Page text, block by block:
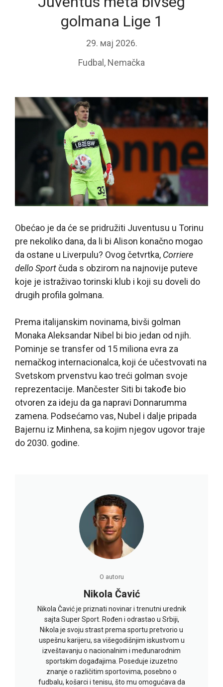
golmana Lige 1
29. мај 2026.
Fudbal , Nemačka
Obećao je da će se pridružiti Juventusu u Torinu
pre nekoliko dana, da li bi Alison konačno mogao
da ostane u Liverpulu? Ovog četvrtka, Corriere
dello Sportčuda s obzirom na najnovije puteve
koje je istraživao torinski klub i koji su doveli do
drugih profila golmana.
Prema italijanskim novinama, bivši golman
Monaka Aleksandar Nibel bi bio jedan od njih.
Pominje se transfer od 15 miliona evra za
nemačkog internacionalca, koji će učestvovati na
Svetskom prvenstvu kao treći golman svoje
reprezentacije. Mančester Siti bi takođe bio
otvoren za ideju da ga napravi Donnarumma
zamena. Podsećamo vas, Nubel i dalje pripada
Bajernu iz Minhena, sa kojim njegov ugovor traje
do 2030. godine.
O autoru
Nikola Čavić
Nikola Čavić je priznati novinar i trenutni urednik
sajta Super Sport. Rođen i odrastao u Srbiji,
Nikola je svoju strast prema sportu pretvorio u
uspešnu karijeru, sa višegodišnjim iskustvom u
izveštavanju o nacionalnim i međunarodnim
sportskim događajima. Poseduje izuzetno
znanje o različitim sportovima, posebno o
fudbalu, košarci i tenisu, što mu omogućava da